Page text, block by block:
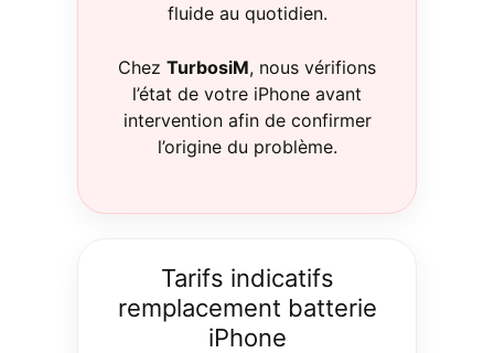
fluide au quotidien.
Chez TurbosiM, nous vérifions
l’état de votre iPhone avant
intervention afin de confirmer
l’origine du problème.
Tarifs indicatifs
remplacement batterie
iPhone